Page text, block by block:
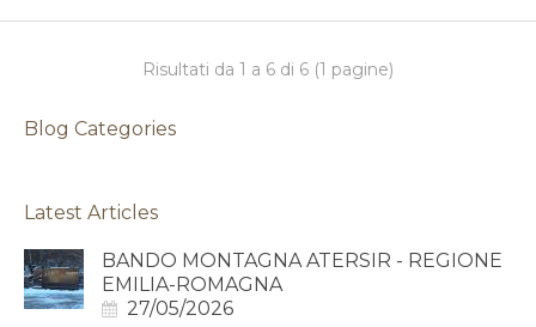
Risultati da 1 a 6 di 6 (1 pagine)
Blog Categories
Latest Articles
BANDO MONTAGNA ATERSIR - REGIONE
EMILIA-ROMAGNA
27/05/2026